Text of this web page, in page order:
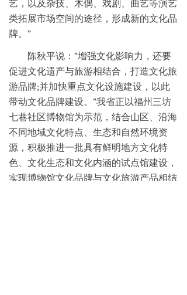
艺，以及杂技、木偶、戏剧、曲艺等演艺
类拓展市场空间的途径，形成新的文化品
牌。”
陈秋平说：“增强文化影响力，还要
促进文化遗产与旅游相结合，打造文化旅
游品牌;并加快重点文化设施建设，以此
带动文化品牌建设。”我省正以福州三坊
七巷社区博物馆为示范，结合山区、沿海
不同地域文化特点、生态和自然环境资
源，积极推进一批具有鲜明地方文化特
色、文化生态和文化内涵的试点馆建设，
实现博物馆文化品牌与文化旅游产品相结